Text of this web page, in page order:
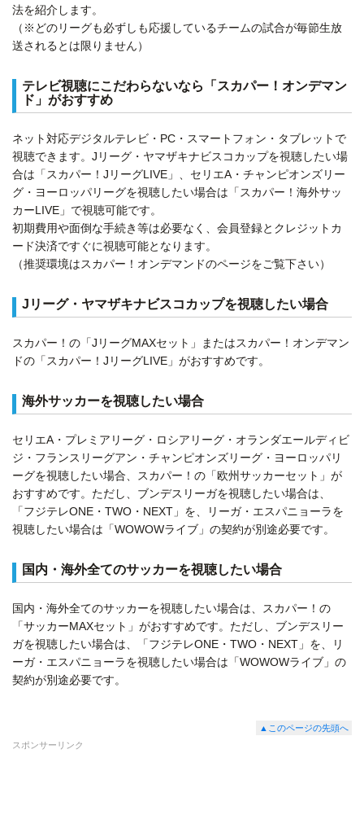
法を紹介します。
（※どのリーグも必ずしも応援しているチームの試合が毎節生放
送されるとは限りません）
テレビ視聴にこだわらないなら「スカパー！オンデマン
ド」がおすすめ
ネット対応デジタルテレビ・PC・スマートフォン・タブレットで
視聴できます。Jリーグ・ヤマザキナビスコカップを視聴したい場
合は「スカパー！JリーグLIVE」、セリエA・チャンピオンズリー
グ・ヨーロッパリーグを視聴したい場合は「スカパー！海外サッ
カーLIVE」で視聴可能です。
初期費用や面倒な手続き等は必要なく、会員登録とクレジットカ
ード決済ですぐに視聴可能となります。
（推奨環境はスカパー！オンデマンドのページをご覧下さい）
Jリーグ・ヤマザキナビスコカップを視聴したい場合
スカパー！の「JリーグMAXセット」またはスカパー！オンデマン
ドの「スカパー！JリーグLIVE」がおすすめです。
海外サッカーを視聴したい場合
セリエA・プレミアリーグ・ロシアリーグ・オランダエールディビ
ジ・フランスリーグアン・チャンピオンズリーグ・ヨーロッパリ
ーグを視聴したい場合、スカパー！の「欧州サッカーセット」が
おすすめです。ただし、ブンデスリーガを視聴したい場合は、
「フジテレONE・TWO・NEXT」を、リーガ・エスパニョーラを
視聴したい場合は「WOWOWライブ」の契約が別途必要です。
国内・海外全てのサッカーを視聴したい場合
国内・海外全てのサッカーを視聴したい場合は、スカパー！の
「サッカーMAXセット」がおすすめです。ただし、ブンデスリー
ガを視聴したい場合は、「フジテレONE・TWO・NEXT」を、リ
ーガ・エスパニョーラを視聴したい場合は「WOWOWライブ」の
契約が別途必要です。
▲このページの先頭へ
スポンサーリンク